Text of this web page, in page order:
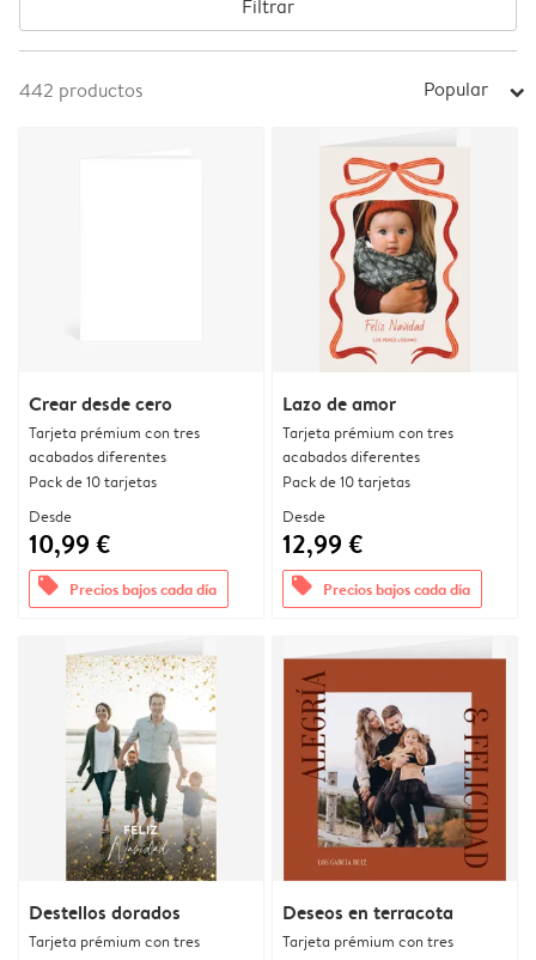
Filtrar
442 productos Popular arrow_right
Crear desde cero
Tarjeta prémium con tres
acabados diferentes
Pack de 10 tarjetas
Desde
10,99 €
offers Precios bajos cada día
Lazo de amor
Tarjeta prémium con tres
acabados diferentes
Pack de 10 tarjetas
Desde
12,99 €
offers Precios bajos cada día
Destellos dorados
Tarjeta prémium con tres
Deseos en terracota
Tarjeta prémium con tres